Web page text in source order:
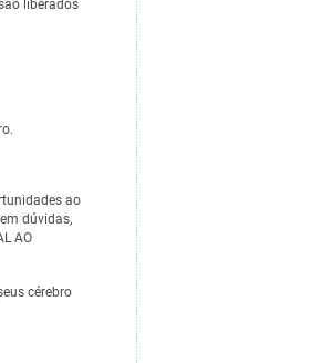
liberados
ao
dúvidas,
AO
cérebro